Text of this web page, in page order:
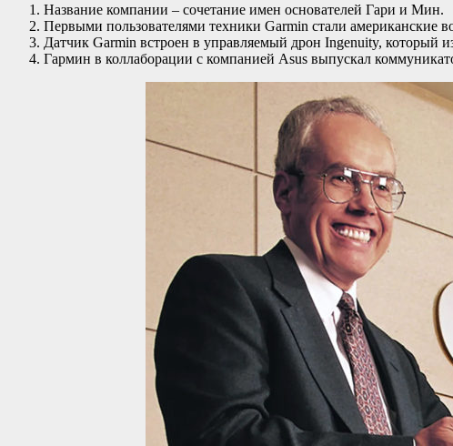
Название компании – сочетание имен основателей Гари и Мин.
Первыми пользователями техники Garmin стали американские
Датчик Garmin встроен в управляемый дрон Ingenuity, который
Гармин в коллаборации с компанией Asus выпускал